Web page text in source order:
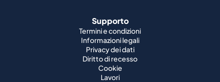
Supporto
Termini e condizioni
Informazioni legali
Privacy dei dati
Diritto di recesso
Cookie
Lavori